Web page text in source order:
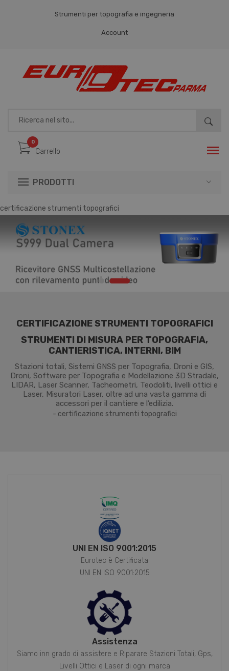
Strumenti per topografia e ingegneria
Account
LOGIN
Carrello
0
PRODOTTI
certificazione strumenti topografici
CERTIFICAZIONE STRUMENTI TOPOGRAFICI
STRUMENTI DI MISURA PER TOPOGRAFIA,
CANTIERISTICA, INTERNI, BIM
Stazioni totali, Sistemi GNSS per Topografia, Droni e GIS,
Droni, Software per Topografia e Modellazione 3D Stradale,
LIDAR, Laser Scanner, Tacheometri, Teodoliti, livelli ottici e
Laser, Misuratori Laser, oltre ad una vasta gamma di
accessori per il cantiere e l’edilizia.
- certificazione strumenti topografici
UNI EN ISO 9001:2015
Eurotec è Certificata
UNI EN ISO 9001:2015
Assistenza
Siamo inn grado di assistere e Riparare Stazioni Totali, Gps,
Livelli Ottici e Laser di ogni marca